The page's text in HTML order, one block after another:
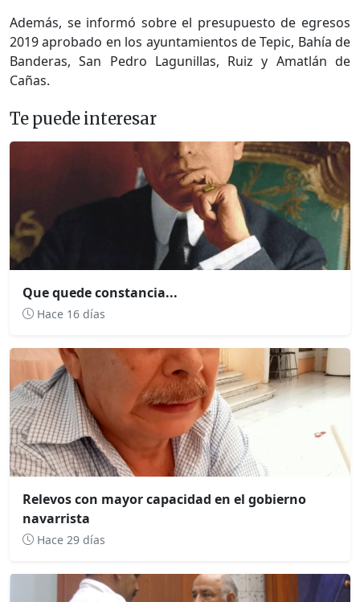
Además, se informó sobre el presupuesto de egresos
2019 aprobado en los ayuntamientos de Tepic, Bahía de
Banderas, San Pedro Lagunillas, Ruiz y Amatlán de
Cañas.
Te puede interesar
Que quede constancia...
Hace 16 días
Relevos con mayor capacidad en el gobierno
navarrista
Hace 29 días